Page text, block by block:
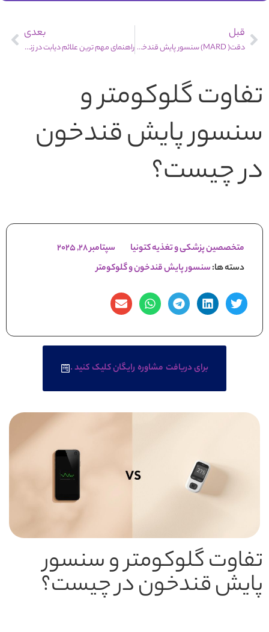
قبل
دقت( MARD) سنسور پایش قندخون چیست؟
بعدی
راهنمای مهم ترین علائم دیابت در زنان و مردان + علت
تفاوت گلوکومتر و
سنسور پایش قندخون
در چیست؟
متخصصین پزشکی و تغذیه کتونیا
سپتامبر 28, 2025
دسته ها:سنسور پایش قندخون و گلوکومتر
برای دریافت مشاوره رایگان کلیک کنید .
تفاوت گلوکومتر و سنسور
پایش قندخون در چیست؟